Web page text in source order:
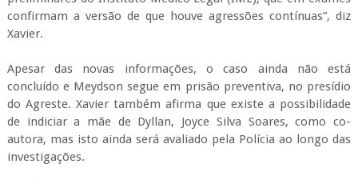
confirmam a versão de que houve agressões contínuas”, diz
Xavier.
Apesar das novas informações, o caso ainda não está
concluído e Meydson segue em prisão preventiva, no presídio
do Agreste. Xavier também afirma que existe a possibilidade
de indiciar a mãe de Dyllan, Joyce Silva Soares, como co-
autora, mas isto ainda será avaliado pela Polícia ao longo das
investigações.